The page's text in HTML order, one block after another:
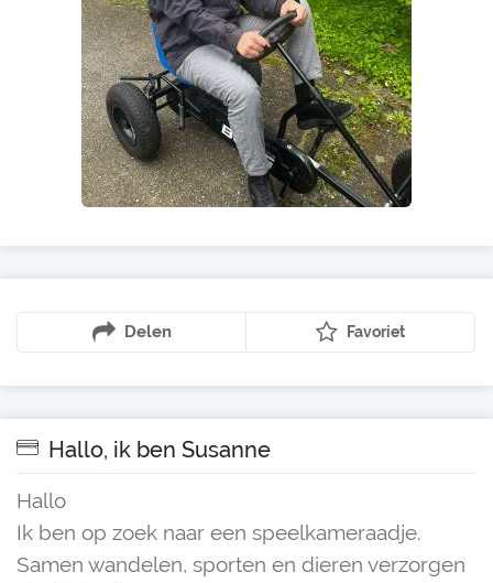
Delen Favoriet
Hallo, ik ben Susanne
Hallo
Ik ben op zoek naar een speelkameraadje.
Samen wandelen, sporten en dieren verzorgen